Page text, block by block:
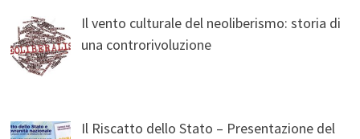
Il vento culturale del neoliberismo: storia di
una controrivoluzione
Il Riscatto dello Stato – Presentazione del